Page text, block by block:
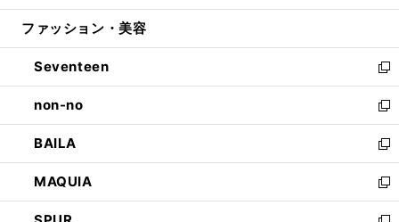
開
ウ
開
く
ン
ウ
で
開
く
ウ
ン
ド
ウ
で
開
く
ファッション・美容
Seventeen
新
し
い
ウ
ィ
ン
ド
ウ
non-no
新
し
い
ウ
ィ
ン
BAILA
新
し
い
ウ
MAQUIA
新
し